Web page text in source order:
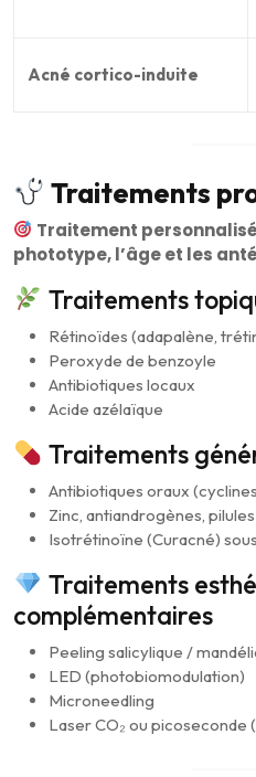
Acné cortico-induite
Traitements
Traitement
phototype, l’âge et les
Traitements
Rétinoïdes (adapalène,
Peroxyde de benzoyle
Antibiotiques locaux
Acide azélaïque
Traitements
Antibiotiques oraux
Zinc, antiandrogènes,
Isotrétinoïne (Curacné)
Traitements
complémentaires
Peeling salicylique /
LED (photobiomodulation)
Microneedling
Laser CO₂ ou picoseconde